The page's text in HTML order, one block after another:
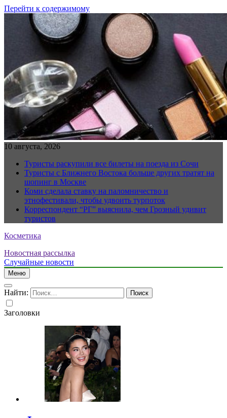
Перейти к содержимому
10 августа, 2026
Туристы раскупили все билеты на поезда из Сочи
Туристы с Ближнего Востока больше других тратят на
шопинг в Москве
Коми сделала ставку на паломничество и
этнофестивали, чтобы удвоить турпоток
Корреспондент “РГ” выяснила, чем Грозный удивит
туристов
Косметика
Новостная рассылка
Случайные новости
Меню
Найти:
Заголовки